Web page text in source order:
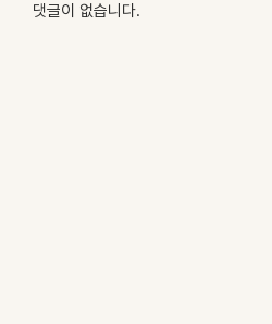
댓글이 없습니다.